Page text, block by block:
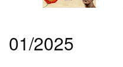
01/2025